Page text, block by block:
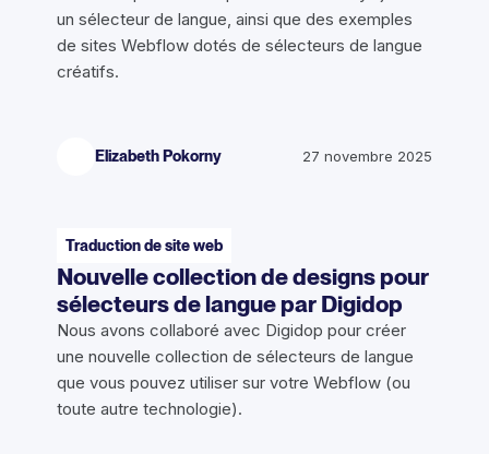
un sélecteur de langue, ainsi que des exemples
de sites Webflow dotés de sélecteurs de langue
créatifs.
Elizabeth Pokorny 27 novembre 2025
Traduction de site web
Nouvelle collection de designs pour
sélecteurs de langue par Digidop
Nous avons collaboré avec Digidop pour créer
une nouvelle collection de sélecteurs de langue
que vous pouvez utiliser sur votre Webflow (ou
toute autre technologie).